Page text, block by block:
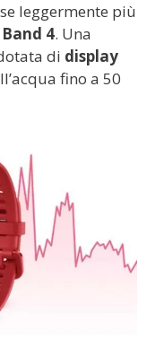
leggermente più
Band 4. Una
di display
fino a 50